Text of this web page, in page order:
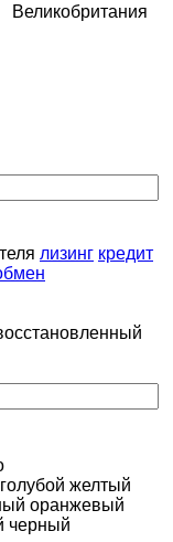
Великобритания
лизинг кредит
голубой желтый
оранжевый
черный